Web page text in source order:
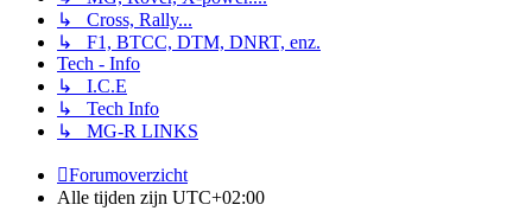
↳ Cross, Rally...
↳ F1, BTCC, DTM, DNRT, enz.
Tech - Info
↳ I.C.E
↳ Tech Info
↳ MG-R LINKS
Forumoverzicht
Alle tijden zijn UTC+02:00